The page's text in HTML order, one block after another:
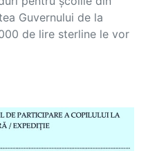
Guvernului de la
de lire sterline le vor